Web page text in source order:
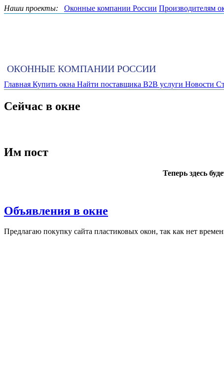
Наши проекты: Оконные компании России Производителям
ОКОННЫЕ КОМПАНИИ РОССИИ
Главная Купить окна Найти поставщика B2B услуги Новости
Сейчас в окне
Им пост
Теперь здесь
Объявления в окне
Пред­ла­гаю по­куп­ку сай­та плас­ти­ковых окон, так как нет